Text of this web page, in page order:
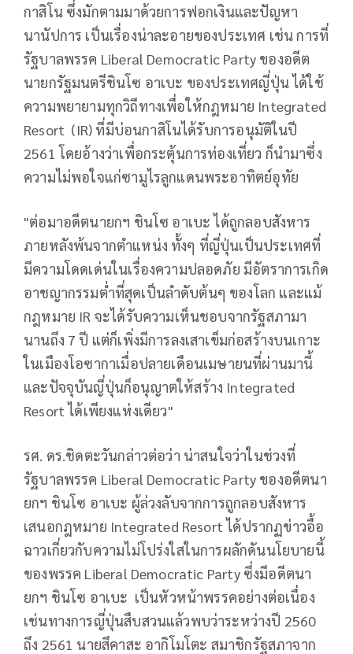
กาสิโน ซึ่งมักตามมาด้วยการฟอกเงินและปัญหา
นานัปการ เป็นเรื่องน่าละอายของประเทศ เช่น การที่
รัฐบาลพรรค Liberal Democratic Party ของอดีต
นายกรัฐมนตรีชินโซ อาเบะ ของประเทศญี่ปุ่น ได้ใช้
ความพยายามทุกวิถีทางเพื่อให้กฎหมาย Integrated
Resort (IR) ที่มีบ่อนกาสิโนได้รับการอนุมัติในปี
2561 โดยอ้างว่าเพื่อกระตุ้นการท่องเที่ยว ก็นำมาซึ่ง
ความไม่พอใจแก่ซามูไรลูกแดนพระอาทิตย์อุทัย
"ต่อมาอดีตนายกฯ ชินโซ อาเบะ ได้ถูกลอบสังหาร
ภายหลังพ้นจากตำแหน่ง ทั้งๆ ที่ญี่ปุ่นเป็นประเทศที่
มีความโดดเด่นในเรื่องความปลอดภัย มีอัตราการเกิด
อาชญากรรมต่ำที่สุดเป็นลำดับต้นๆ ของโลก และแม้
กฎหมาย IR จะได้รับความเห็นชอบจากรัฐสภามา
นานถึง 7 ปี แต่ก็เพิ่งมีการลงเสาเข็มก่อสร้างบนเกาะ
ในเมืองโอซากาเมื่อปลายเดือนเมษายนที่ผ่านมานี้
และปัจจุบันญี่ปุ่นก็อนุญาตให้สร้าง Integrated
Resort ได้เพียงแห่งเดียว"
รศ. ดร.ชิดตะวันกล่าวต่อว่า น่าสนใจว่าในช่วงที่
รัฐบาลพรรค Liberal Democratic Party ของอดีตนา
ยกฯ ชินโซ อาเบะ ผู้ล่วงลับจากการถูกลอบสังหาร
เสนอกฎหมาย Integrated Resort ได้ปรากฏข่าวอื้อ
ฉาวเกี่ยวกับความไม่โปร่งใสในการผลักดันนโยบายนี้
ของพรรค Liberal Democratic Party ซึ่งมีอดีตนา
ยกฯ ชินโซ อาเบะ เป็นหัวหน้าพรรคอย่างต่อเนื่อง
เช่นทางการญี่ปุ่นสืบสวนแล้วพบว่าระหว่างปี 2560
ถึง 2561 นายสึคาสะ อากิโมโตะ สมาชิกรัฐสภาจาก